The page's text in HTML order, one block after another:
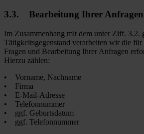
3.3. Bearbeitung Ihrer Anfragen
Im Zusammenhang mit dem unter Ziff. 3.2.
Tätigkeitsgegenstand verarbeiten wir die
Fragen und Bearbeitung Ihrer Anfragen
Hierzu zählen:
• Vorname, Nachname
• Firma
• E-Mail-Adresse
• Telefonnummer
• ggf. Geburtsdatum
• ggf. Telefonnummer